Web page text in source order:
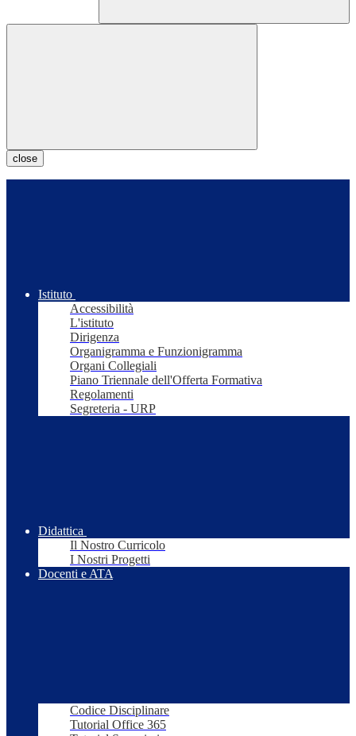
close
Istituto
Accessibilità
L'istituto
Dirigenza
Organigramma e Funzionigramma
Organi Collegiali
Piano Triennale dell'Offerta Formativa
Regolamenti
Segreteria - URP
Didattica
Il Nostro Curricolo
I Nostri Progetti
Docenti e ATA
Codice Disciplinare
Tutorial Office 365